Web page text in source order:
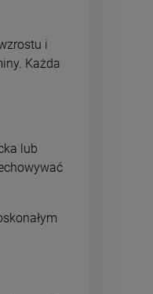
i
Każda
lub